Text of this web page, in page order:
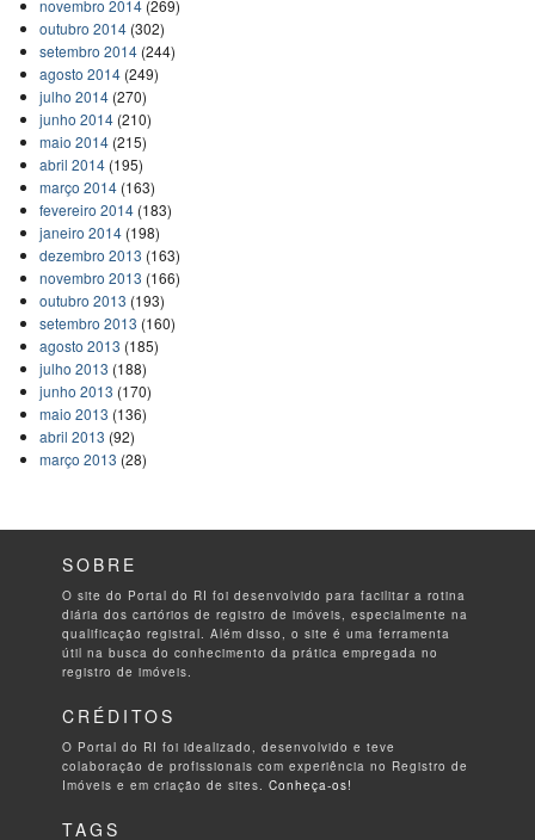
novembro 2014(269)
outubro 2014(302)
setembro 2014(244)
agosto 2014(249)
julho 2014(270)
junho 2014(210)
maio 2014(215)
abril 2014(195)
março 2014(163)
fevereiro 2014(183)
janeiro 2014(198)
dezembro 2013 (163)
novembro 2013 (166)
outubro 2013 (193)
setembro 2013 (160)
agosto 2013 (185)
julho 2013 (188)
junho 2013 (170)
maio 2013 (136)
abril 2013 (92)
março 2013 (28)
SOBRE
O site do Portal do RI foi desenvolvido para facilitar a rotina
diária dos cartórios de registro de imóveis, especialmente na
qualificação registral. Além disso, o site é uma ferramenta
útil na busca do conhecimento da prática empregada no
registro de imóveis.
CRÉDITOS
O Portal do RI foi idealizado, desenvolvido e teve
colaboração de profissionais com experiência no Registro de
Imóveis e em criação de sites.Conheça-os!
TAGS